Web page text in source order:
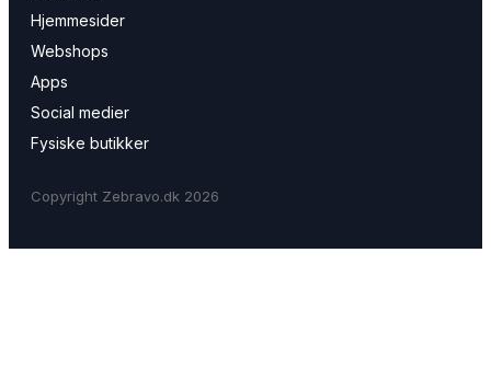
Hjemmesider
Webshops
Apps
Social medier
Fysiske butikker
Copyright Zebravo.dk 2026